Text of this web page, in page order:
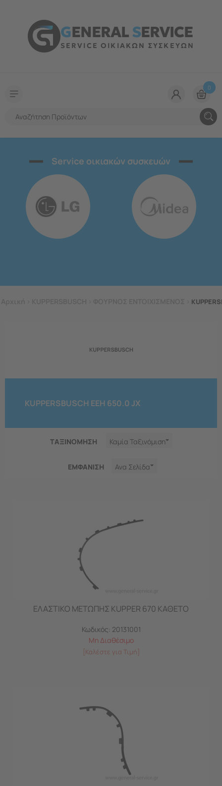
GENERALSERVICE
SERVICE ΟΙΚΙΑΚΩΝ ΣΥΣΚΕΥΩΝ
0
Service οικιακών συσκευών
KUPPERSBUSCH EEH 650.0 JX
ΤΑΞΙΝΟΜΗΣΗ Καμία Ταξινόμιση
ΕΜΦΑNΙΣΗ Ανα Σελίδα
ΕΛΑΣΤΙΚΟ ΜΕΤΩΠΗΣ KUPPER 670 ΚΑΘΕΤΟ
Κωδικός: 20131001
Μη Διαθέσιμο
[Καλέστε για Τιμή]